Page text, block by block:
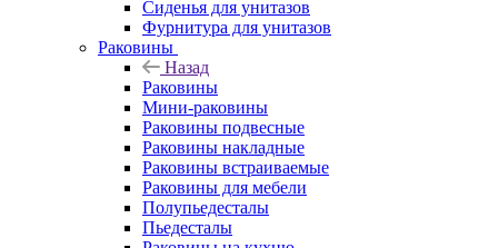
Сиденья для унитазов
Фурнитура для унитазов
Раковины
Назад
Раковины
Мини-раковины
Раковины подвесные
Раковины накладные
Раковины встраиваемые
Раковины для мебели
Полупьедесталы
Пьедесталы